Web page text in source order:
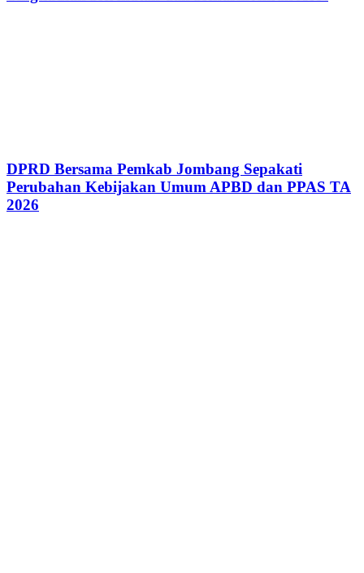
DPRD Bersama Pemkab Jombang Sepakati
Perubahan Kebijakan Umum APBD dan PPAS TA
2026